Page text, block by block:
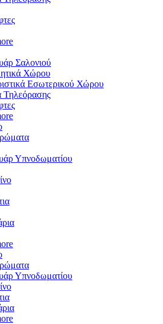
Σαλονιού
Χώρου
Εσωτερικού Χώρου
Τηλεόρασης
Υπνοδωματίου
Υπνοδωματίου